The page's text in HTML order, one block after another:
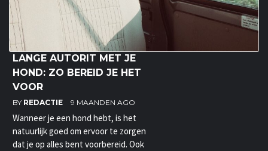
LANGE AUTORIT MET JE
HOND: ZO BEREID JE HET
VOOR
BY REDACTIE 9 MAANDEN AGO
Wanneer je een hond hebt, is het
natuurlijk goed om ervoor te zorgen
dat je op alles bent voorbereid. Ook